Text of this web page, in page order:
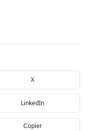
X
LinkedIn
Copier